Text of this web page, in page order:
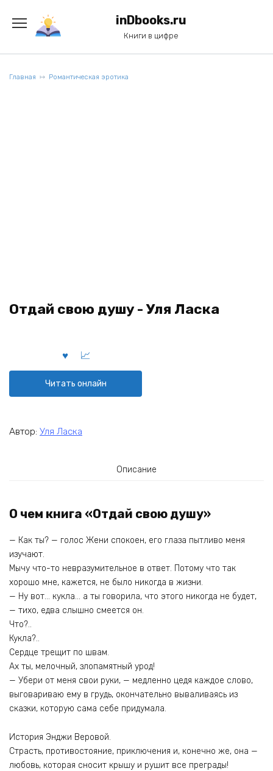
содержанию
inDbooks.ru
Книги в цифре
Главная Романтическая эротика
Отдай свою душу - Уля Ласка
Читать онлайн
Автор: Уля Ласка
Описание
О чем книга «Отдай свою душу»
— Как ты? — голос Жени спокоен, его глаза пытливо меня
изучают.
Мычу что-то невразумительное в ответ. Потому что так
хорошо мне, кажется, не было никогда в жизни.
— Ну вот… кукла… а ты говорила, что этого никогда не будет,
— тихо, едва слышно смеется он.
Что?..
Кукла?..
Сердце трещит по швам.
Ах ты, мелочный, злопамятный урод!
— Убери от меня свои руки, — медленно цедя каждое слово,
выговариваю ему в грудь, окончательно вываливаясь из
сказки, которую сама себе придумала.
История Энджи Веровой.
Страсть, противостояние, приключения и, конечно же, она —
любовь, которая сносит крышу и рушит все преграды!